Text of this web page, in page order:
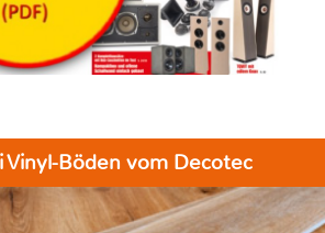
Vinyl-Böden vom Decotec